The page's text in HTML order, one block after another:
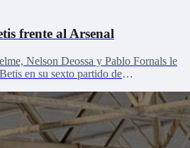
frente al Arsenal
Nelson Deossa y Pablo Fornals le
en su sexto partido de